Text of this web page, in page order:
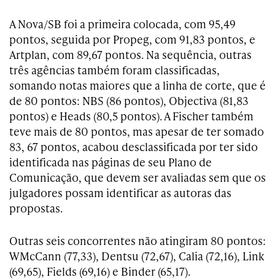
A Nova/SB foi a primeira colocada, com 95,49
pontos, seguida por Propeg, com 91,83 pontos, e
Artplan, com 89,67 pontos. Na sequência, outras
três agências também foram classificadas,
somando notas maiores que a linha de corte, que é
de 80 pontos: NBS (86 pontos), Objectiva (81,83
pontos) e Heads (80,5 pontos). A Fischer também
teve mais de 80 pontos, mas apesar de ter somado
83, 67 pontos, acabou desclassificada por ter sido
identificada nas páginas de seu Plano de
Comunicação, que devem ser avaliadas sem que os
julgadores possam identificar as autoras das
propostas.
Outras seis concorrentes não atingiram 80 pontos:
WMcCann (77,33), Dentsu (72,67), Calia (72,16), Link
(69,65), Fields (69,16) e Binder (65,17).